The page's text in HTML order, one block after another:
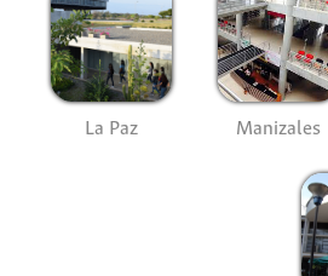
La Paz Manizales